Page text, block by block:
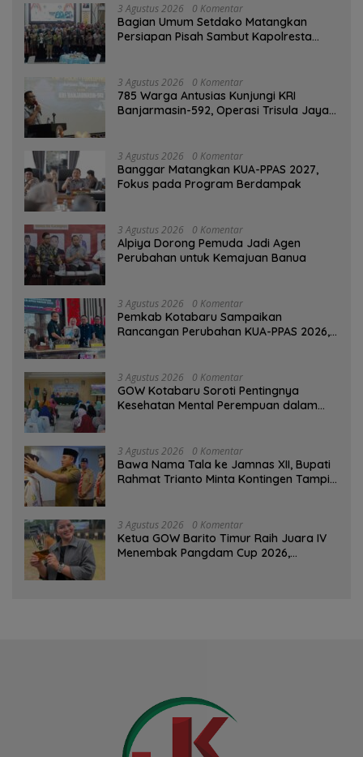
3 Agustus 2026 0 Komentar
Bagian Umum Setdako Matangkan
Persiapan Pisah Sambut Kapolresta
3 Agustus 2026 0 Komentar
785 Warga Antusias Kunjungi KRI
Banjarmasin-592, Operasi Trisula Jaya
3 Agustus 2026 0 Komentar
‎Banggar Matangkan KUA-PPAS 2027,
Fokus pada Program Berdampak
3 Agustus 2026 0 Komentar
‎Alpiya Dorong Pemuda Jadi Agen
Perubahan untuk Kemajuan Banua ‎
3 Agustus 2026 0 Komentar
Pemkab Kotabaru Sampaikan
Rancangan Perubahan KUA-PPAS 2026,
3 Agustus 2026 0 Komentar
GOW Kotabaru Soroti Pentingnya
Kesehatan Mental Perempuan dalam
3 Agustus 2026 0 Komentar
Bawa Nama Tala ke Jamnas XII, Bupati
Rahmat Trianto Minta Kontingen Tampil
3 Agustus 2026 0 Komentar
Ketua GOW Barito Timur Raih Juara IV
Menembak Pangdam Cup 2026,